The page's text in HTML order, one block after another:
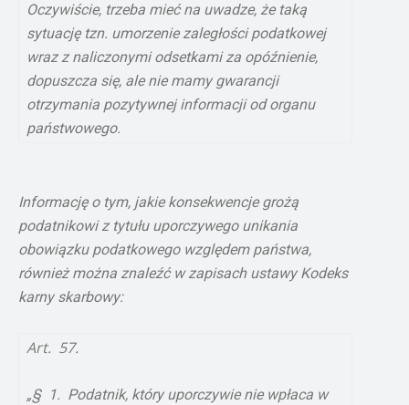
Oczywiście, trzeba mieć na uwadze, że taką
sytuację tzn. umorzenie zaległości podatkowej
wraz z naliczonymi odsetkami za opóźnienie,
dopuszcza się, ale nie mamy gwarancji
otrzymania pozytywnej informacji od organu
państwowego.
Informację o tym, jakie konsekwencje grożą
podatnikowi z tytułu uporczywego unikania
obowiązku podatkowego względem państwa,
również można znaleźć w zapisach ustawy Kodeks
karny skarbowy:
Art. 57.
„§ 1. Podatnik, który uporczywie nie wpłaca w